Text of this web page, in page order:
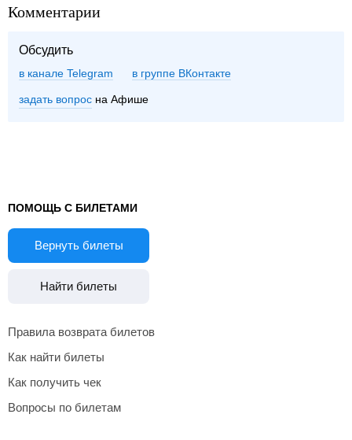
Комментарии
Обсудить
в канале Telegram группе ВКонтакте
задать вопрос на Афише
ПОМОЩЬ С БИЛЕТАМИ
Вернуть билеты
Найти билеты
Правила возврата билетов
Как найти билеты
Как получить чек
Вопросы по билетам